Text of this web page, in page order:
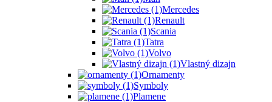
Mercedes
Renault
Scania
Tatra
Volvo
Vlastný dizajn
Ornamenty
Symboly
Plamene